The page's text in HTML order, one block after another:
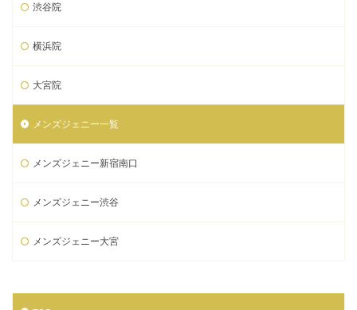
渋谷院
横浜院
大宮院
メンズジェニー一覧
メンズジェニー新宿南口
メンズジェニー渋谷
メンズジェニー大宮